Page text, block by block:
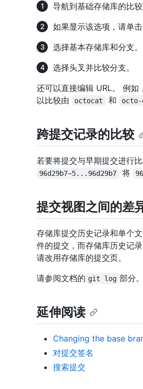
导航到基础存储库的比较
如果显示该选项，请单击
选择基本存储库和分支。
选择头叉并比较分支。
还可以直接编辑 URL。 例如
以比较由
octocat 和
跨提交记录的比较
若要将提交与早期提交进行
96d29b7~5...96d29b7 将
提交视图之间的差
存储库提交历史记录和单个
件的提交，而存储库历史记
请改用存储库的提交页。
请参阅文档的 git log 部分。
延伸阅读
Changing the base
对提交签名
搜索提交